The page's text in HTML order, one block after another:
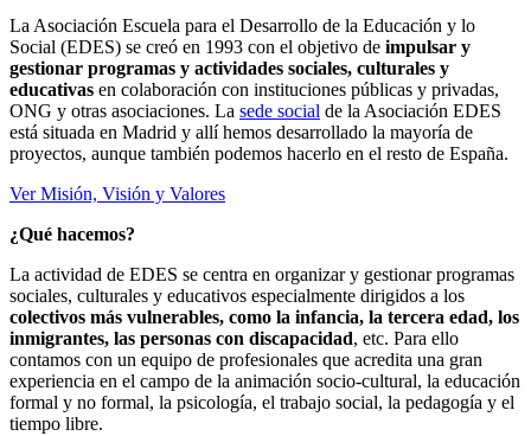
La Asociación Escuela para el Desarrollo de la Educación y lo
Social (EDES) se creó en 1993 con el objetivo de impulsar y
gestionar programas y actividades sociales, culturales y
educativas en colaboración con instituciones públicas y privadas,
ONG y otras asociaciones. La sede social de la Asociación EDES
está situada en Madrid y allí hemos desarrollado la mayoría de
proyectos, aunque también podemos hacerlo en el resto de España.
Ver Misión, Visión y Valores
¿Qué hacemos?
La actividad de EDES se centra en organizar y gestionar programas
sociales, culturales y educativos especialmente dirigidos a los
colectivos más vulnerables, como la infancia, la tercera edad, los
inmigrantes, las personas con discapacidad, etc. Para ello
contamos con un equipo de profesionales que acredita una gran
experiencia en el campo de la animación socio-cultural, la educación
formal y no formal, la psicología, el trabajo social, la pedagogía y el
tiempo libre.